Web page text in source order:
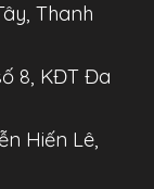
Thanh
8, KĐT Đa
Hiến Lê,